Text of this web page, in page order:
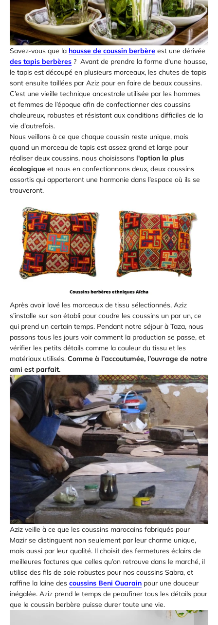
Savez-vous que la housse de coussin berbère est une dérivée
des tapis berbères ? Avant de prendre la forme d'une housse,
le tapis est découpé en plusieurs morceaux, les chutes de tapis
sont ensuite taillées par Aziz pour en faire de beaux coussins.
C’est une vieille technique ancestrale utilisée par les hommes
et femmes de l’époque afin de confectionner des coussins
chaleureux, robustes et résistant aux conditions difficiles de la
vie d'autrefois.
Nous veillons à ce que chaque coussin reste unique, mais
quand un morceau de tapis est assez grand et large pour
réaliser deux coussins, nous choisissons l'option la plus
écologique et nous en confectionnons deux, deux coussins
assortis qui apporteront une harmonie dans l’espace où ils se
trouveront.
Après avoir lavé les morceaux de tissu sélectionnés, Aziz
s’installe sur son établi pour coudre les coussins un par un, ce
qui prend un certain temps. Pendant notre séjour à Taza, nous
passons tous les jours voir comment la production se passe, et
vérifier les petits détails comme la couleur du tissu et les
matériaux utilisés. Comme à l’accoutumée, l’ouvrage de notre
ami est parfait.
Aziz veille à ce que les coussins marocains fabriqués pour
Mazir se distinguent non seulement par leur charme unique,
mais aussi par leur qualité. Il choisit des fermetures éclairs de
meilleures factures que celles qu’on retrouve dans le marché, il
utilise des fils de soie robustes pour nos coussins Sabra, et
raffine la laine des coussins Beni Ouarain pour une douceur
inégalée. Aziz prend le temps de peaufiner tous les détails pour
que le coussin berbère puisse durer toute une vie.